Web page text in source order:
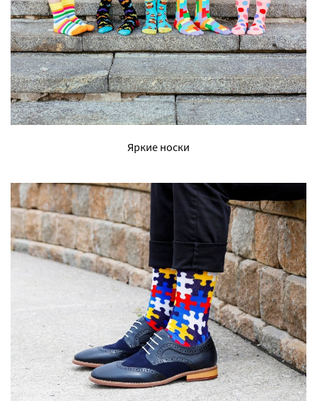
Яркие носки